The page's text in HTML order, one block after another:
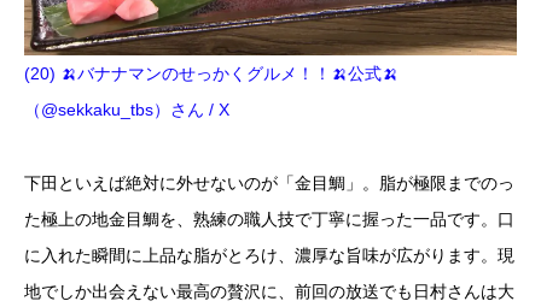
(20) 🍌バナナマンのせっかくグルメ！！🍌公式🍌
（@sekkaku_tbs）さん / X
下田といえば絶対に外せないのが「金目鯛」。脂が極限までのっ
た極上の地金目鯛を、熟練の職人技で丁寧に握った一品です。口
に入れた瞬間に上品な脂がとろけ、濃厚な旨味が広がります。現
地でしか出会えない最高の贅沢に、前回の放送でも日村さんは大